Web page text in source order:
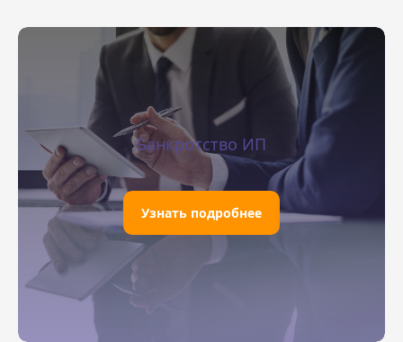
Банкротство ИП
Узнать подробнее